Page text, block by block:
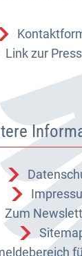
Link zur
Zum